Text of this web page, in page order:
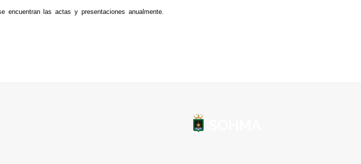
encuentran las actas y presentaciones anualmente.